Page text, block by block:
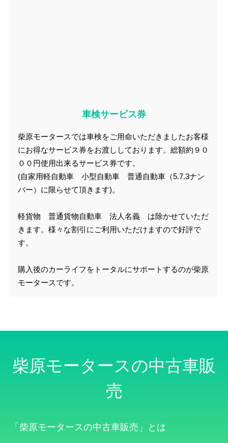
車検サービス券
柴原モータースでは車検をご用命いただきましたお客様
にお得なサービス券をお渡ししております。総額約９０
００円使用出来るサービス券です。
(自家用軽自動車 小型自動車 普通自動車（5.7.3ナン
バー）に限らせて頂きます)。
軽貨物 普通貨物自動車 法人名義 は除かせていただ
きます。様々な割引にご利用いただけますので好評で
す。
購入後のカーライフをトータルにサポートするのが柴原
モータースです。
柴原モータースの中古車販
売
「柴原モータースの中古車販売」とは